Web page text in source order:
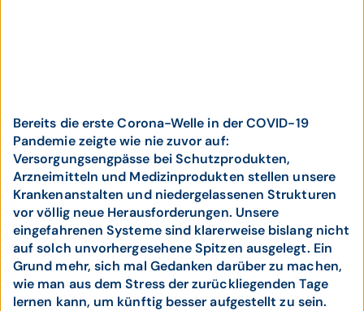
Bereits die erste Corona-Welle in der COVID-19
Pandemie zeigte wie nie zuvor auf:
Versorgungsengpässe bei Schutzprodukten,
Arzneimitteln und Medizinprodukten stellen unsere
Krankenanstalten und niedergelassenen Strukturen
vor völlig neue Herausforderungen. Unsere
eingefahrenen Systeme sind klarerweise bislang nicht
auf solch unvorhergesehene Spitzen ausgelegt. Ein
Grund mehr, sich mal Gedanken darüber zu machen,
wie man aus dem Stress der zurückliegenden Tage
lernen kann, um künftig besser aufgestellt zu sein.